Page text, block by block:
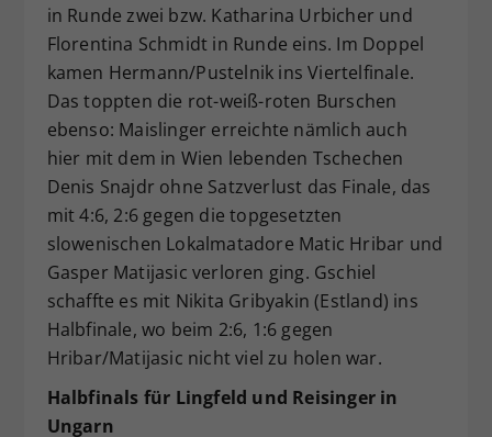
in Runde zwei bzw. Katharina Urbicher und
Florentina Schmidt in Runde eins. Im Doppel
kamen Hermann/Pustelnik ins Viertelfinale.
Das toppten die rot-weiß-roten Burschen
ebenso: Maislinger erreichte nämlich auch
hier mit dem in Wien lebenden Tschechen
Denis Snajdr ohne Satzverlust das Finale, das
mit 4:6, 2:6 gegen die topgesetzten
slowenischen Lokalmatadore Matic Hribar und
Gasper Matijasic verloren ging. Gschiel
schaffte es mit Nikita Gribyakin (Estland) ins
Halbfinale, wo beim 2:6, 1:6 gegen
Hribar/Matijasic nicht viel zu holen war.
Halbfinals für Lingfeld und Reisinger in
Ungarn